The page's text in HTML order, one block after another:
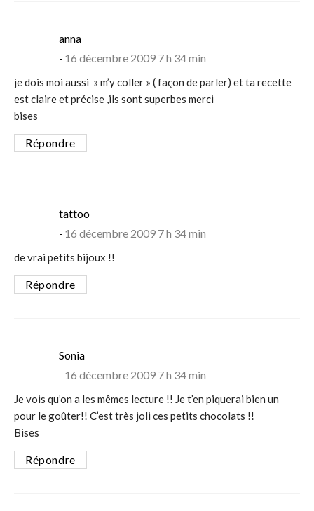
annasays:
16 décembre 2009 7 h 34 min
je dois moi aussi » m’y coller » ( façon de parler) et ta recette
est claire et précise ,ils sont superbes merci
bises
Répondre
tattoosays:
16 décembre 2009 7 h 34 min
de vrai petits bijoux !!
Répondre
Soniasays:
16 décembre 2009 7 h 34 min
Je vois qu’on a les mêmes lecture !! Je t’en piquerai bien un
pour le goûter!! C’est très joli ces petits chocolats !!
Bises
Répondre